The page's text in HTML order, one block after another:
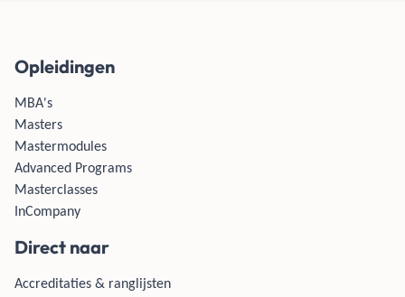
Opleidingen
MBA's
Masters
Mastermodules
Advanced Programs
Masterclasses
InCompany
Direct naar
Accreditaties & ranglijsten